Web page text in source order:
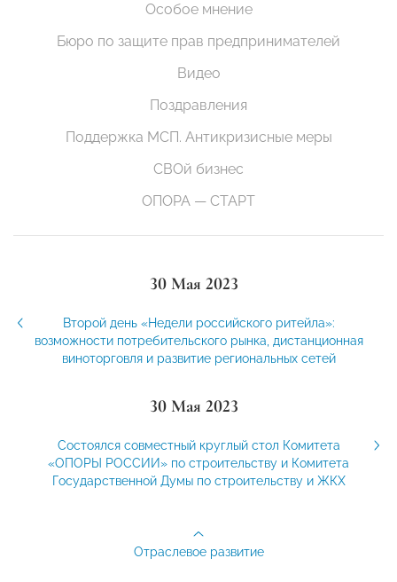
Особое мнение
Бюро по защите прав предпринимателей
Видео
Поздравления
Поддержка МСП. Антикризисные меры
СВОй бизнес
ОПОРА — СТАРТ
30 Мая 2023
Второй день «Недели российского ритейла»:
возможности потребительского рынка, дистанционная
виноторговля и развитие региональных сетей
30 Мая 2023
Состоялся совместный круглый стол Комитета
«ОПОРЫ РОССИИ» по строительству и Комитета
Государственной Думы по строительству и ЖКХ
Отраслевое развитие